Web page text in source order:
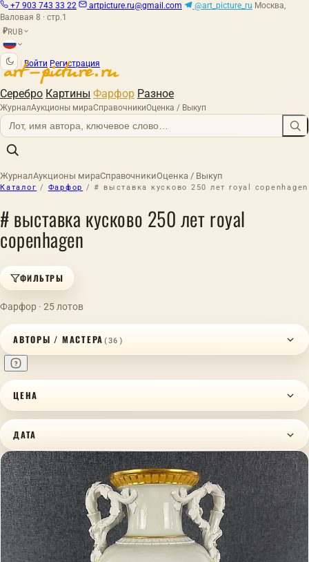
+7 903 743 33 22 artpicture.ru@gmail.com @art_picture_ru Москва,
Валовая 8 · стр.1
₽RUB
Войти Регистрация
Серебро Картины Фарфор Разное
ЖурналАукционы мираСправочникиОценка / Выкуп
ЖурналАукционы мираСправочникиОценка / Выкуп
Каталог / Фарфор / # выставка кусково 250 лет royal copenhagen
# выставка кусково 250 лет royal
copenhagen
ФИЛЬТРЫ
Фарфор · 25 лотов
АВТОРЫ / МАСТЕРА (36)
ЦЕНА
ДАТА